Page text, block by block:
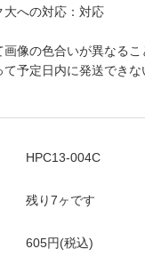
への対応：対応
像の色合いが異なるこ
予定日内に発送できな
HPC13-004C
残り7ヶです
605円(税込)